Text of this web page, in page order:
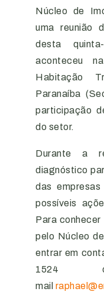
Núcleo de
uma reunião
desta
aconteceu
Habitação
Paranaíba
participação
do setor.
Durante a
diagnóstico
das
possíveis
Para
pelo Núcleo
entrar em
1524
mail